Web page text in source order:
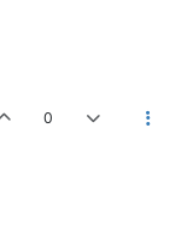
0